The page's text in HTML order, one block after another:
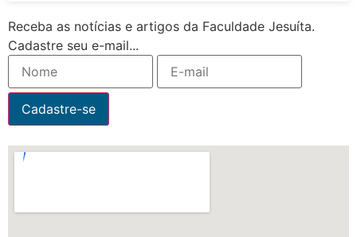
Receba as notícias e artigos da Faculdade Jesuíta.
Cadastre seu e-mail...